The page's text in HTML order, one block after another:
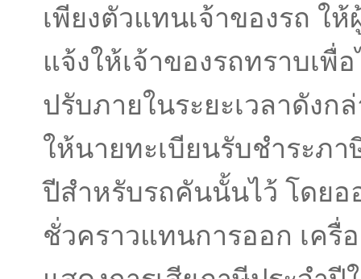
เพียงตัวแทนเจ้าของรถ ใ
แจ้งให้เจ้าของรถทราบเพื่
ปรับภายในระยะเวลาดังก
ให้นายทะเบียนรับชําระภา
ปีสําหรับรถคันนั้นไว้ โดยอ
ชั่วคราวแทนการออก เครื่